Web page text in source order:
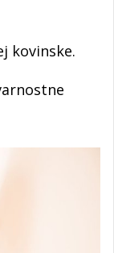
kovinske.